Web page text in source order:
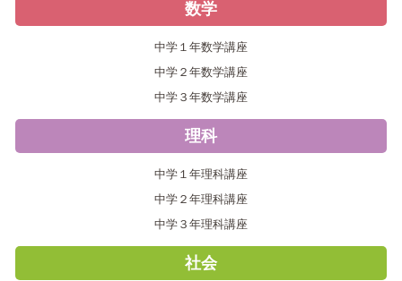
数学
中学１年数学講座
中学２年数学講座
中学３年数学講座
理科
中学１年理科講座
中学２年理科講座
中学３年理科講座
社会